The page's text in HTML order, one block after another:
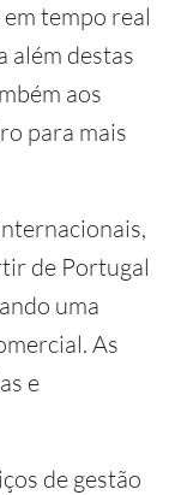
tempo real
além destas
aos
para mais
de Portugal
uma
As
e
de gestão